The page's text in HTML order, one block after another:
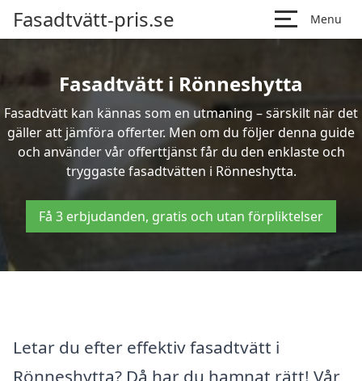
Fasadtvätt-pris.se Menu
Fasadtvätt i Rönneshytta
Fasadtvätt kan kännas som en utmaning – särskilt när det
gäller att jämföra offerter. Men om du följer denna guide
och använder vår offerttjänst får du den enklaste och
tryggaste fasadtvätten i Rönneshytta.
Få 3 erbjudanden, gratis och utan förpliktelser
Letar du efter effektiv fasadtvätt i
Rönneshytta? Då har du hamnat rätt! Vår